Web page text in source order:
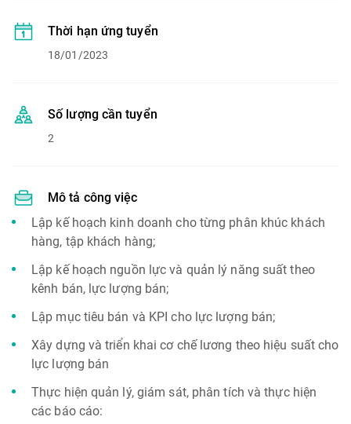
Thời hạn ứng tuyển
18/01/2023
Số lượng cần tuyển
2
Mô tả công việc
Lập kế hoạch kinh doanh cho từng phân khúc khách
hàng, tập khách hàng;
Lập kế hoạch nguồn lực và quản lý năng suất theo
kênh bán, lực lượng bán;
Lập mục tiêu bán và KPI cho lực lượng bán;
Xây dựng và triển khai cơ chế lương theo hiệu suất cho
lực lượng bán
Thực hiện quản lý, giám sát, phân tích và thực hiện
các báo cáo: